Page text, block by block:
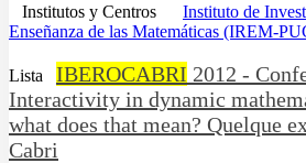
Institutos y Centros
Instituto de
Enseñanza de las Matemáticas (IREM-
Lista IBEROCABRI 2012 -
Interactivity in dynamic
what does that mean? Quelque
Cabri